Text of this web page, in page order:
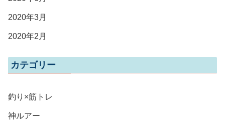
2020年3月
2020年2月
カテゴリー
釣り×筋トレ
神ルアー